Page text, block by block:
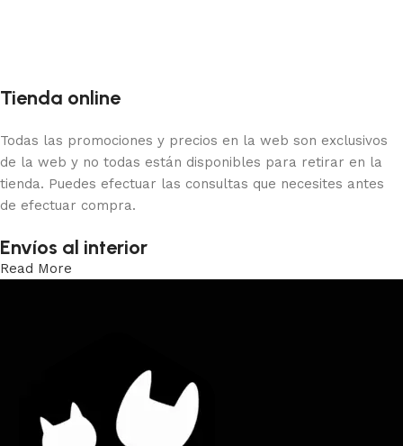
Tienda online
Todas las promociones y precios en la web son exclusivos
de la web y no todas están disponibles para retirar en la
tienda. Puedes efectuar las consultas que necesites antes
de efectuar compra.
Envíos al interior
Read More